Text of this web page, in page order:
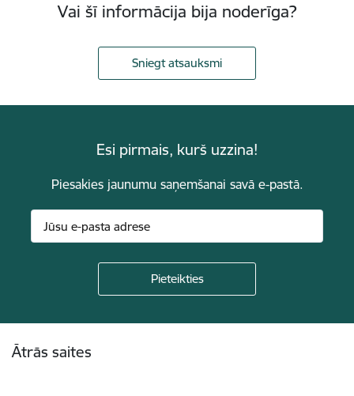
Vai šī informācija bija noderīga?
Sniegt atsauksmi
Esi pirmais, kurš uzzina!
Piesakies jaunumu saņemšanai savā e-pastā.
Ātrās saites